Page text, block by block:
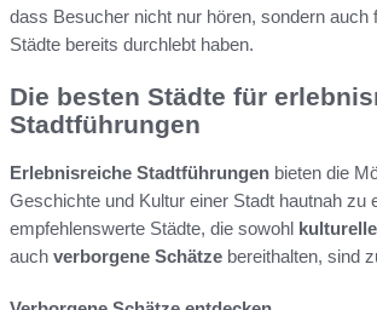
dass Besucher nicht nur hören, sondern auch
Städte bereits durchlebt haben.
Die besten Städte für
Stadtführungen
Erlebnisreiche Stadtführungen bieten die
Geschichte und Kultur einer Stadt hautnah zu
empfehlenswerte Städte, die sowohl
auch verborgene Schätze bereithalten, sind